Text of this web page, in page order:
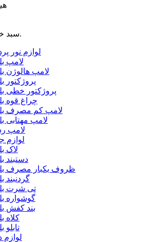
سبد خرید شما خالی است.
لوازم نور
لامپ
لامپ هالوژن
پروژکتور
پروژکتور خطی
چراغ قوه
لامپ کم مصرف
لامپ مهتابی
لامپ
لوازم
لاک
دستبند
ظروف یکبار مصرف
گردنبند
تی شرت
گوشواره
بند کفش
کلاه
تابلو
لوازم